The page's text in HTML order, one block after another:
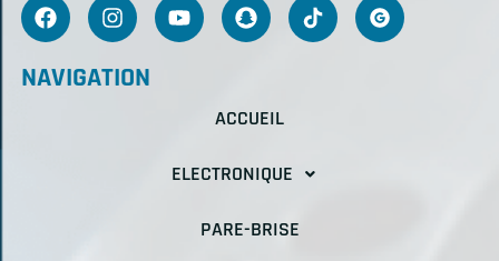
NAVIGATION
ACCUEIL
ELECTRONIQUE
PARE-BRISE